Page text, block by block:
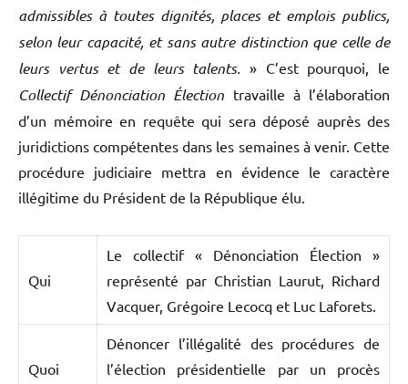
admissibles à toutes dignités, places et emplois publics,
selon leur capacité, et sans autre distinction que celle de
leurs vertus et de leurs talents. » C’est pourquoi, le
Collectif Dénonciation Élection travaille à l’élaboration
d’un mémoire en requête qui sera déposé auprès des
juridictions compétentes dans les semaines à venir. Cette
procédure judiciaire mettra en évidence le caractère
illégitime du Président de la République élu.
Qui
Le collectif « Dénonciation Élection »
représenté par Christian Laurut, Richard
Vacquer, Grégoire Lecocq et Luc Laforets.
Quoi
Dénoncer l’illégalité des procédures de
l’élection présidentielle par un procès